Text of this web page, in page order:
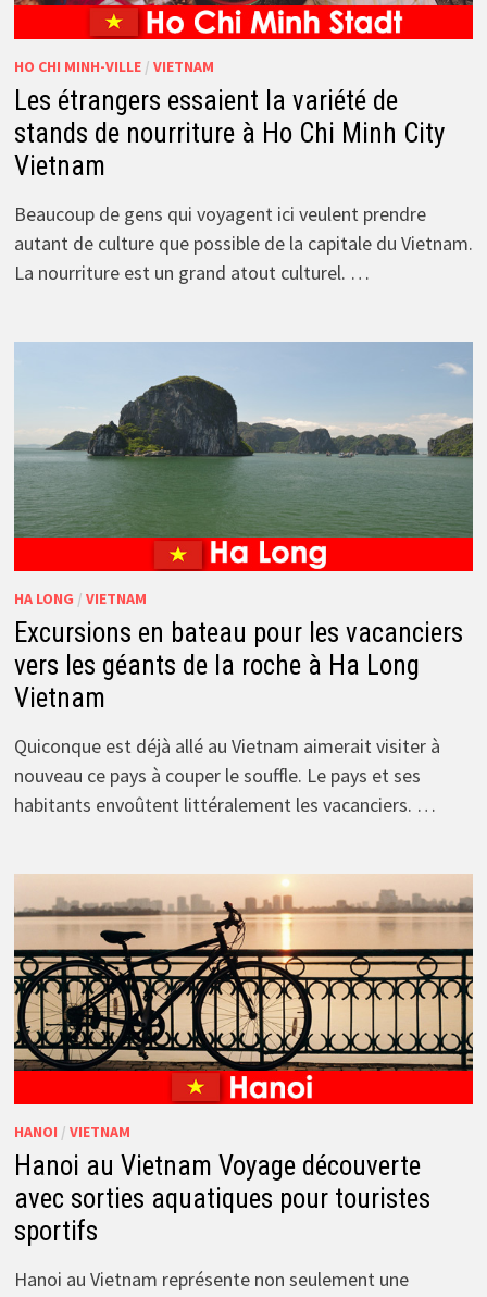
HO CHI MINH-VILLE/ VIETNAM
Les étrangers essaient la variété de
stands de nourriture à Ho Chi Minh City
Vietnam
Beaucoup de gens qui voyagent ici veulent prendre
autant de culture que possible de la capitale du Vietnam.
La nourriture est un grand atout culturel. …
HA LONG / VIETNAM
Excursions en bateau pour les vacanciers
vers les géants de la roche à Ha Long
Vietnam
Quiconque est déjà allé au Vietnam aimerait visiter à
nouveau ce pays à couper le souffle. Le pays et ses
habitants envoûtent littéralement les vacanciers. …
HANOI / VIETNAM
Hanoi au Vietnam Voyage découverte
avec sorties aquatiques pour touristes
sportifs
Hanoi au Vietnam représente non seulement une